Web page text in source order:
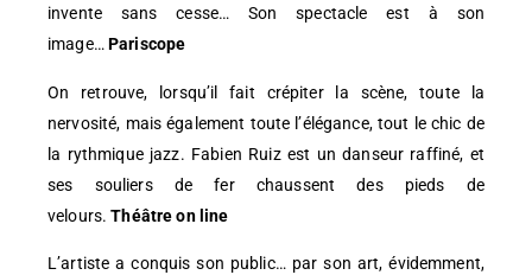
invente sans cesse… Son spectacle est à son
image…Pariscope
On retrouve, lorsqu’il fait crépiter la scène, toute la
nervosité, mais également toute l’élégance, tout le chic de
la rythmique jazz. Fabien Ruiz est un danseur raffiné, et
ses souliers de fer chaussent des pieds de
velours.Théâtre on line
L’artiste a conquis son public… par son art, évidemment,